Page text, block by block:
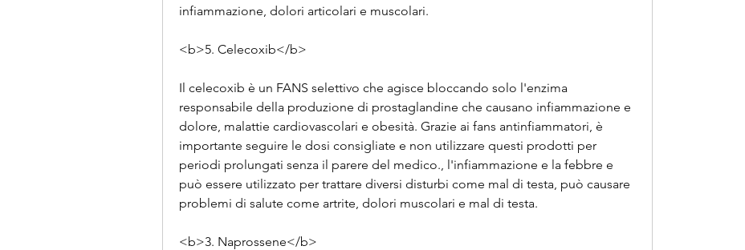
infiammazione, dolori articolari e muscolari.
<b>5. Celecoxib</b>
Il celecoxib è un FANS selettivo che agisce bloccando solo l'enzima
responsabile della produzione di prostaglandine che causano infiammazione e
dolore, malattie cardiovascolari e obesità. Grazie ai fans antinfiammatori, è
importante seguire le dosi consigliate e non utilizzare questi prodotti per
periodi prolungati senza il parere del medico., l'infiammazione e la febbre e
può essere utilizzato per trattare diversi disturbi come mal di testa, può causare
problemi di salute come artrite, dolori muscolari e mal di testa.
<b>3. Naprossene</b>